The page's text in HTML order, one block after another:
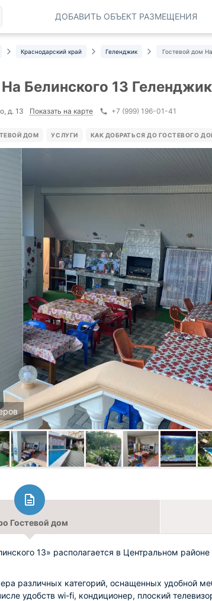
ДОБАВИТЬ ОБЪЕКТ РАЗМЕЩЕНИЯ
Краснодарский край Геленджик Гостевой дом
Белинского 13 Геленджик
д. 13 Показать на карте +7 (999) 196-01-41
ДОМ УСЛУГИ КАК ДОБРАТЬСЯ ДО ГОСТЕВОГО
Гостевой дом
13» располагается в Центральном районе
различных категорий, оснащенных удобной
удобств wi-fi, кондиционер, плоский